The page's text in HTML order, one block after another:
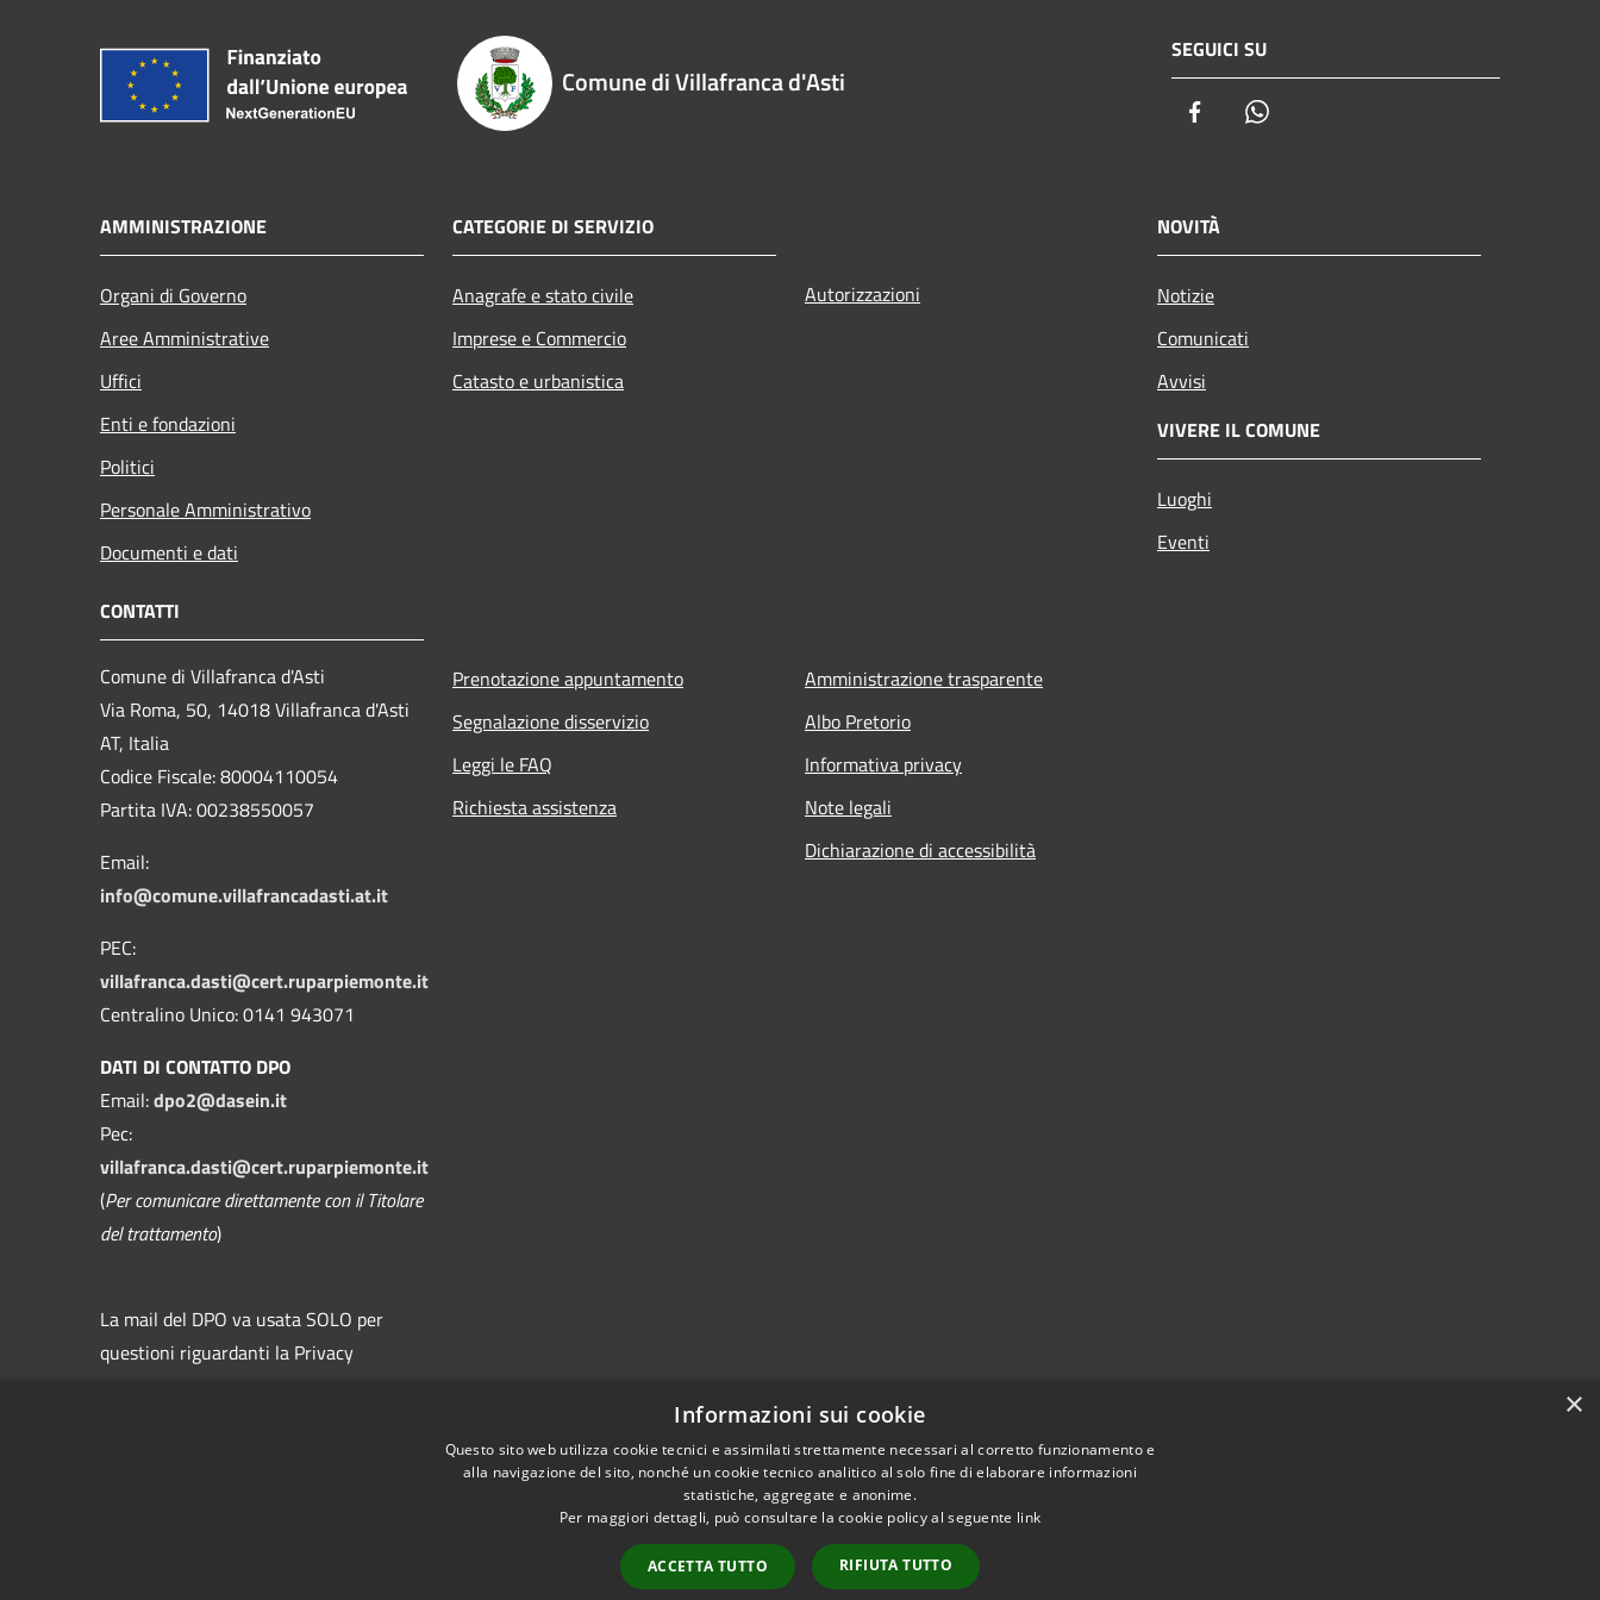
Comune di Villafranca d'Asti
SEGUICI SU
Facebook
AMMINISTRAZIONE
Organi di Governo
Aree Amministrative
Uffici
Enti e fondazioni
Politici
Personale Amministrativo
Documenti e dati
CATEGORIE DI SERVIZIO
Anagrafe e stato civile
Imprese e Commercio
Catasto e urbanistica
Autorizzazioni
NOVITÀ
Notizie
Comunicati
Avvisi
VIVERE IL COMUNE
Luoghi
Eventi
CONTATTI
Comune di Villafranca d'Asti
Via Roma, 50, 14018 Villafranca d'Asti
AT, Italia
Codice Fiscale: 80004110054
Partita IVA: 00238550057
Email:
info@comune.villafrancadasti.at.it
PEC:
villafranca.dasti@cert.ruparpiemonte.it
Centralino Unico: 0141 943071
DATI DI CONTATTO DPO
Email:dpo2@dasein.it
Pec:
villafranca.dasti@cert.ruparpiemonte.it
(Per comunicare direttamente con il Titolare
del trattamento)
La mail del DPO va usata SOLO per
questioni riguardanti la Privacy
Prenotazione appuntamento
Segnalazione disservizio
Leggi le FAQ
Richiesta assistenza
Amministrazione trasparente
Albo Pretorio
Informativa privacy
Note legali
Dichiarazione di accessibilità
×
Informazioni sui cookie
Questo sito web utilizza cookie tecnici e assimilati strettamente necessari al corretto funzionamento e
alla navigazione del sito, nonché un cookie tecnico analitico al solo fine di elaborare informazioni
statistiche, aggregate e anonime.
Per maggiori dettagli, può consultare la cookie policy al seguente link
ACCETTA TUTTO RIFIUTA TUTTO